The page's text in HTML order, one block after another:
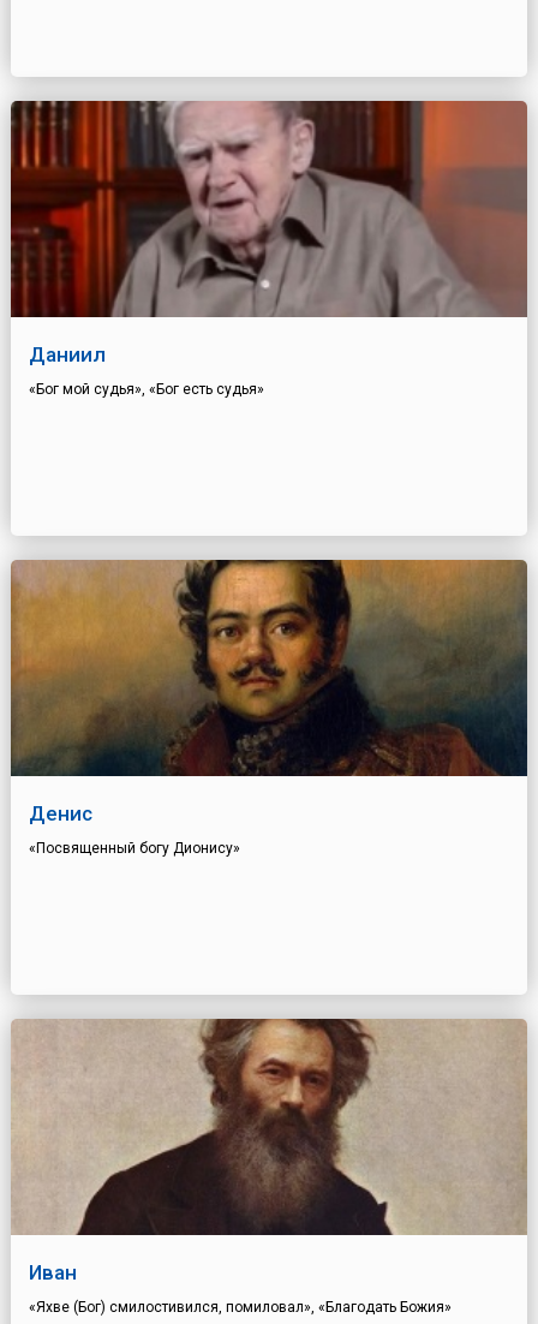
Даниил
«Бог мой судья», «Бог есть судья»
Денис
«Посвященный богу Дионису»
Иван
«Яхве (Бог) смилостивился, помиловал», «Благодать Божия»